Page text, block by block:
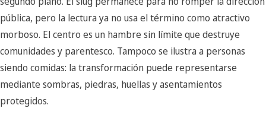
pública, pero la lectura ya no usa el término como atractivo
morboso. El centro es un hambre sin límite que destruye
comunidades y parentesco. Tampoco se ilustra a personas
siendo comidas: la transformación puede representarse
mediante sombras, piedras, huellas y asentamientos
protegidos.